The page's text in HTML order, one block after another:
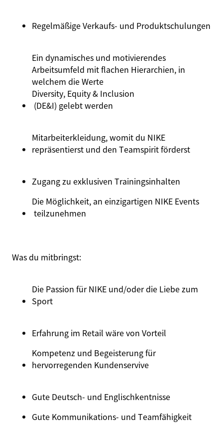
RegelmäßigeVerkaufs- und Produktschulungen
Ein dynamisches und motivierendes
Arbeitsumfeld mit flachen Hierarchien, in
welchem die Werte
Diversity, Equity & Inclusion
(DE&I) gelebt werden
Mitarbeiterkleidung, womit du NIKE
repräsentierst und den Teamspirit förderst
Zugangzu exklusiven Trainingsinhalten
Die Möglichkeit, an einzigartigen NIKE Events
teilzunehmen
Was du mitbringst:
Die Passion für NIKE und/oder die Liebe zum
Sport
Erfahrung im Retail wäre von Vorteil
Kompetenz und Begeisterung für
hervorregenden Kundenservive
Gute Deutsch- und Englischkentnisse
Gute Kommunikations- und Teamfähigkeit